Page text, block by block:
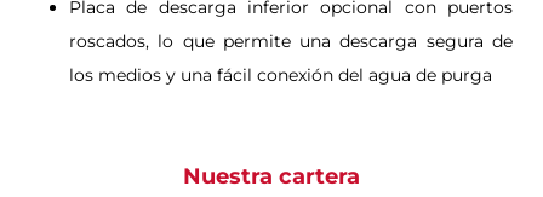
Placa de descarga inferior opcional con puertos
roscados, lo que permite una descarga segura de
los medios y una fácil conexión del agua de purga
Nuestra cartera